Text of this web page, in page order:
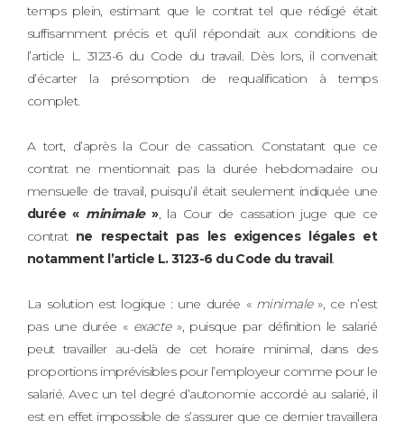
temps plein, estimant que le contrat tel que rédigé était
suffisamment précis et qu’il répondait aux conditions de
l’article L. 3123-6 du Code du travail. Dès lors, il convenait
d’écarter la présomption de requalification à temps
complet.
A tort, d’après la Cour de cassation. Constatant que ce
contrat ne mentionnait pas la durée hebdomadaire ou
mensuelle de travail, puisqu’il était seulement indiquée une
durée « minimale», la Cour de cassation juge que ce
contrat ne respectait pas les exigences légales et
notamment l’article L. 3123-6 du Code du travail.
La solution est logique : une durée « minimale», ce n’est
pas une durée « exacte», puisque par définition le salarié
peut travailler au-delà de cet horaire minimal, dans des
proportions imprévisibles pour l’employeur comme pour le
salarié. Avec un tel degré d’autonomie accordé au salarié, il
est en effet impossible de s’assurer que ce dernier travaillera